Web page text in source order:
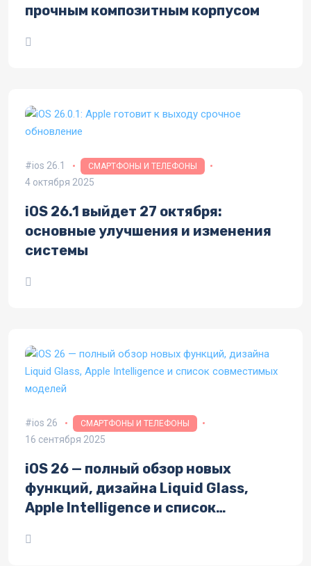
прочным композитным корпусом
ios 26.1 СМАРТФОНЫ И ТЕЛЕФОНЫ
4 октября 2025
iOS 26.1 выйдет 27 октября:
основные улучшения и изменения
системы
ios 26 СМАРТФОНЫ И ТЕЛЕФОНЫ
16 сентября 2025
iOS 26 — полный обзор новых
функций, дизайна Liquid Glass,
Apple Intelligence и список